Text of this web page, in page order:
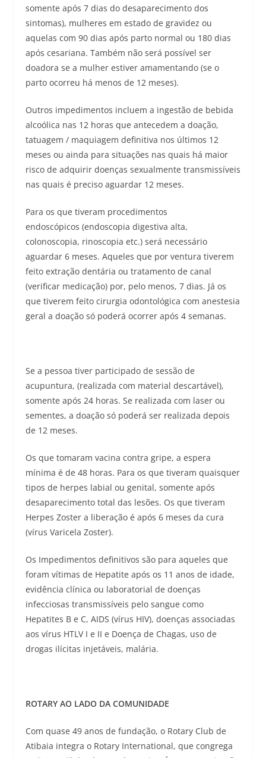
somente após 7 dias do desaparecimento dos
sintomas), mulheres em estado de gravidez ou
aquelas com 90 dias após parto normal ou 180 dias
após cesariana. Também não será possível ser
doadora se a mulher estiver amamentando (se o
parto ocorreu há menos de 12 meses).
Outros impedimentos incluem a ingestão de bebida
alcoólica nas 12 horas que antecedem a doação,
tatuagem / maquiagem definitiva nos últimos 12
meses ou ainda para situações nas quais há maior
risco de adquirir doenças sexualmente transmissíveis
nas quais é preciso aguardar 12 meses.
Para os que tiveram procedimentos
endoscópicos (endoscopia digestiva alta,
colonoscopia, rinoscopia etc.) será necessário
aguardar 6 meses. Aqueles que por ventura tiverem
feito extração dentária ou tratamento de canal
(verificar medicação) por, pelo menos, 7 dias. Já os
que tiverem feito cirurgia odontológica com anestesia
geral a doação só poderá ocorrer após 4 semanas.
Se a pessoa tiver participado de sessão de
acupuntura, (realizada com material descartável),
somente após 24 horas. Se realizada com laser ou
sementes, a doação só poderá ser realizada depois
de 12 meses.
Os que tomaram vacina contra gripe, a espera
mínima é de 48 horas. Para os que tiveram quaisquer
tipos de herpes labial ou genital, somente após
desaparecimento total das lesões. Os que tiveram
Herpes Zoster a liberação é após 6 meses da cura
(vírus Varicela Zoster).
Os Impedimentos definitivos são para aqueles que
foram vítimas de Hepatite após os 11 anos de idade,
evidência clínica ou laboratorial de doenças
infecciosas transmissíveis pelo sangue como
Hepatites B e C, AIDS (vírus HIV), doenças associadas
aos vírus HTLV I e II e Doença de Chagas, uso de
drogas ilícitas injetáveis, malária.
ROTARY AO LADO DA COMUNIDADE
Com quase 49 anos de fundação, o Rotary Club de
Atibaia integra o Rotary International, que congrega